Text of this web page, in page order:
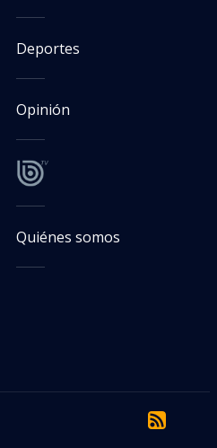
Deportes
Opinión
Quiénes somos